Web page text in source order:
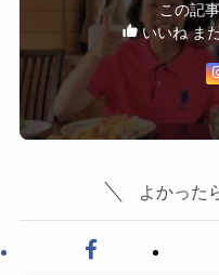
この記
いいね ま
よかった